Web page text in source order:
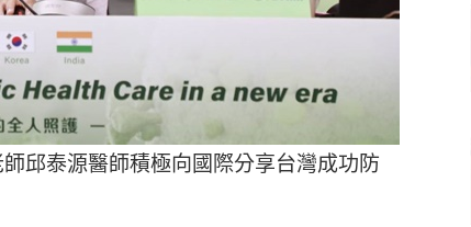
邱泰源醫師積極向國際分享台灣成功防